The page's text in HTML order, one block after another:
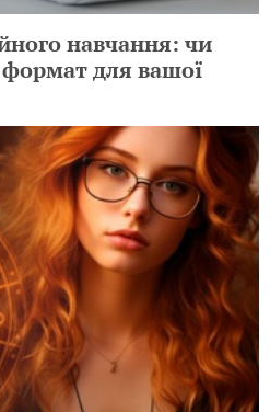
навчання: чи
для вашої